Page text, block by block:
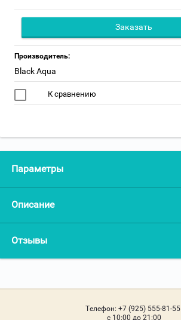
Заказать
Производитель:
Black Aqua
К сравнению
Параметры
Описание
Отзывы
Телефон: +7 (925) 555-81-55
c 10:00 до 21:00